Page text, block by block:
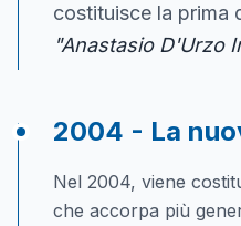
costituisce la prima
"Anastasio D'Urzo
2004 - La
Nel 2004, viene
che accorpa più